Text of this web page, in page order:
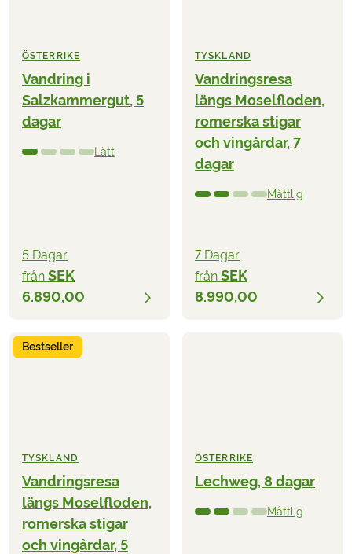
ÖSTERRIKE
Vandring i
Salzkammergut, 5
dagar
Lätt
5 Dagar
från SEK
6.890,00
TYSKLAND
Vandringsresa
längs Moselfloden,
romerska stigar
och vingårdar, 7
dagar
Måttlig
7 Dagar
från SEK
8.990,00
Bestseller
TYSKLAND
Vandringsresa
längs Moselfloden,
romerska stigar
och vingårdar, 5
ÖSTERRIKE
Lechweg, 8 dagar
Måttlig